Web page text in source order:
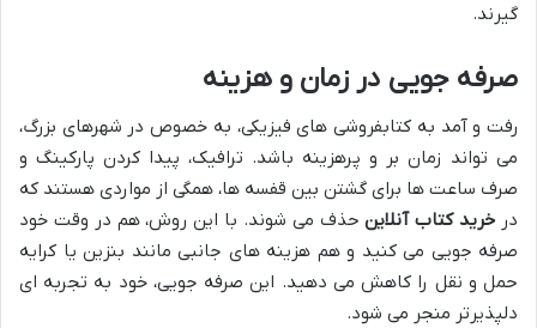
گیرند.
صرفه جویی در زمان و هزینه
رفت و آمد به کتابفروشی های فیزیکی، به خصوص در شهرهای بزرگ،
می تواند زمان بر و پرهزینه باشد. ترافیک، پیدا کردن پارکینگ و
صرف ساعت ها برای گشتن بین قفسه ها، همگی از مواردی هستند که
در خرید کتاب آنلاینحذف می شوند. با این روش، هم در وقت خود
صرفه جویی می کنید و هم هزینه های جانبی مانند بنزین یا کرایه
حمل و نقل را کاهش می دهید. این صرفه جویی، خود به تجربه ای
دلپذیرتر منجر می شود.